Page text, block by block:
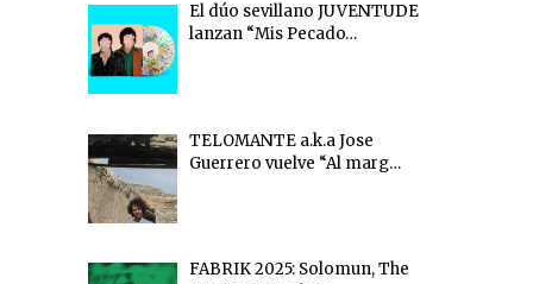
El dúo sevillano JUVENTUDE
lanzan “Mis Pecado…
TELOMANTE a.k.a Jose
Guerrero vuelve “Al marg…
FABRIK 2025: Solomun, The